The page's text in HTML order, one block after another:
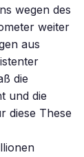
wegen des
weiter
aus
die
und die
diese These